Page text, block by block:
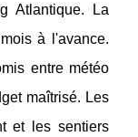
Atlantique. La
à l'avance.
entre météo
maîtrisé. Les
et les sentiers